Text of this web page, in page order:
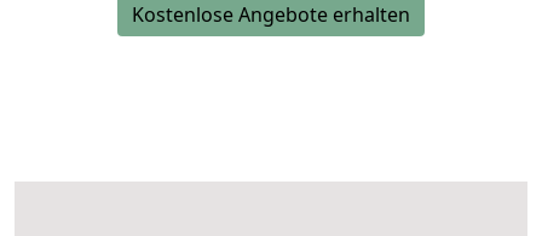
Kostenlose Angebote erhalten